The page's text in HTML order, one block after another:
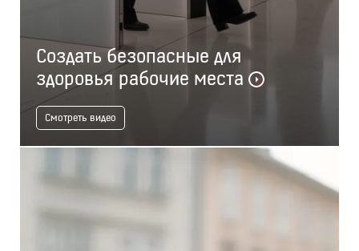
Создать безопасные для
здоровья рабочие места
Смотреть видео